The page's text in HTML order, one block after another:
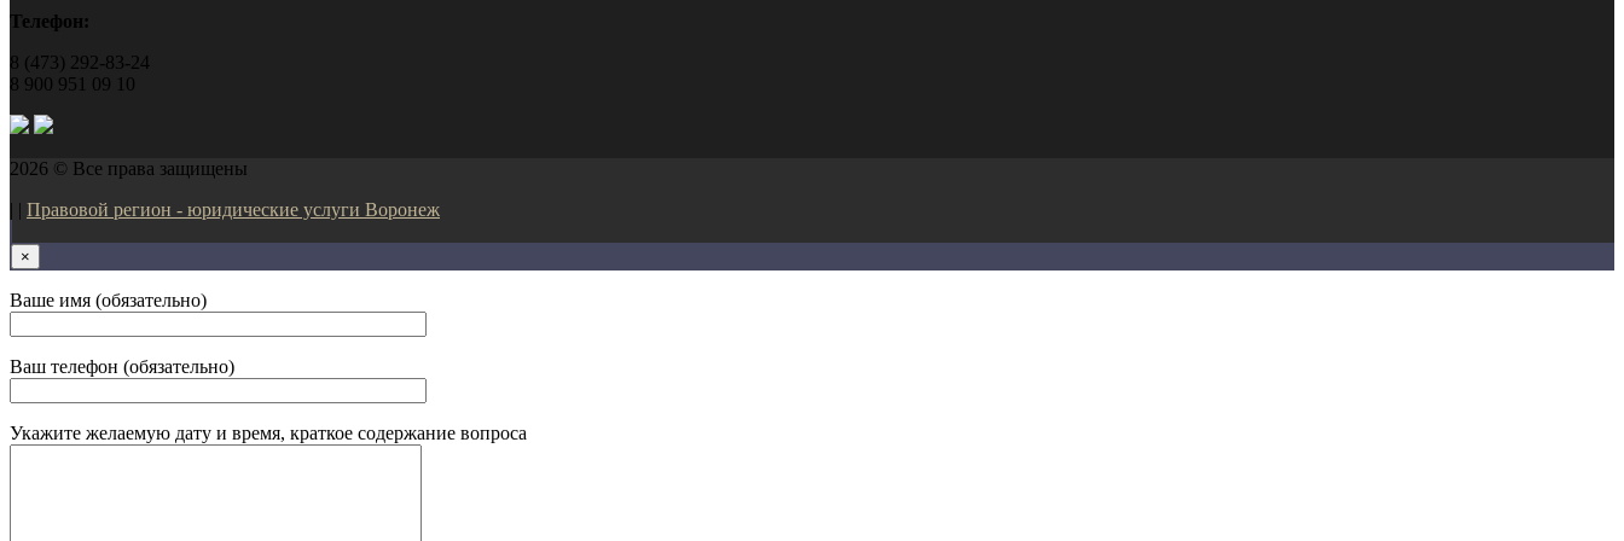
Телефон:
8 (473) 292-83-24
8 900 951 09 10
2026 © Все права защищены
| | Правовой регион - юридические услуги Воронеж
×
Ваше имя (обязательно)
Ваш телефон (обязательно)
Укажите желаемую дату и время, краткое содержание вопроса